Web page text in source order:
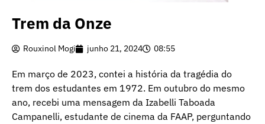
Trem da Onze
Rouxinol Mogi junho 21, 2024 08:55
Em março de 2023, contei a história da tragédia do
trem dos estudantes em 1972. Em outubro do mesmo
ano, recebi uma mensagem da Izabelli Taboada
Campanelli, estudante de cinema da FAAP, perguntando